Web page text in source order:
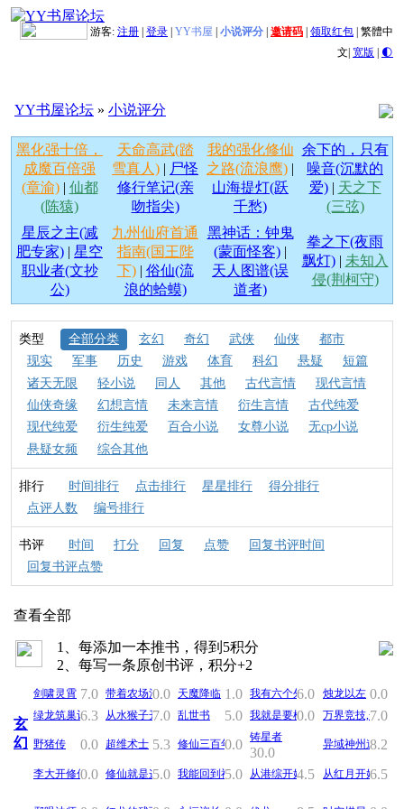
游客: 注册 登录 YY书屋 小说评分 邀请码 领取红包 繁體中
文| 宽版 | 🌓
YY书屋论坛 » 小说评分
黑化强十倍，
成魔百倍强
(章渝)| 仙都
(陈猿)
天命高武(踏
雪真人) | 尸怪
修行笔记(亲
吻指尖)
我的强化修仙
之路(流浪鹰) |
山海提灯(跃
千愁)
余下的，只有
噪音(沉默的
爱)| 天之下
(三弦)
星辰之主(减
肥专家) | 星空
职业者(文抄
公)
九州仙府首通
指南(国王陛
下)| 俗仙(流
浪的蛤蟆)
黑神话：钟鬼
(蒙面怪客) |
天人图谱(误
道者)
拳之下(夜雨
飘灯)| 未知入
侵(荆柯守)
类型 全部分类 玄幻 奇幻 武侠 仙侠
都市
现实
军事 历史 游戏 体育 科幻 悬疑
短篇
诸天无限
轻小说 同人 其他 古代言情
现代言情
仙侠奇缘
幻想言情 未来言情 衍生言情
古代纯爱
现代纯爱
衍生纯爱 百合小说 女尊小说
无cp小说
悬疑女频
综合其他
排行 时间排行 点击排行 星星排行
得分排行
点评人数
编号排行
书评 时间 打分 回复 点赞
回复书评时间
回复书评点赞
查看全部
1、每添加一本推书，得到5积分
2、每写一条原创书评，积分+2
4、积分>10，添加推书，请填写推书理由
5、分享您在看的书，成就书单
6、简单推书打分，方便找好书
7、有空YYer请搬运推书版块小说
8、每个会员添加的小说数量999
玄
幻
剑啸灵霄 7.0 带着农场混异界
0.0 天魔降临 1.0 我有六个外挂
6.0 烛龙以左 0.0
绿龙筑巢记6.3 从水猴子开始成神
7.0 乱世书 5.0 我就是要横练
0.0 万界竞技,开局
7.0
野猪传 0.0 超维术士 5.3 0.0 铸星者
30.0
异域神州道8.2
李大开修仙记
0.0 修仙就是这么科学
5.0 我能回到神秘时代
5.0 从港综开始的神秘复苏
4.5 从红月开始6.5